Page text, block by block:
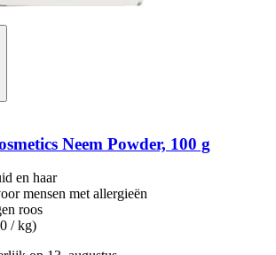
Neem Powder, 100 g
en haar
mensen met allergieën
roos
/ kg)